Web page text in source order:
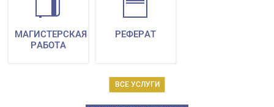
ВСЕ УСЛУГИ
МАГИСТЕРСКАЯ
РАБОТА
РЕФЕРАТ